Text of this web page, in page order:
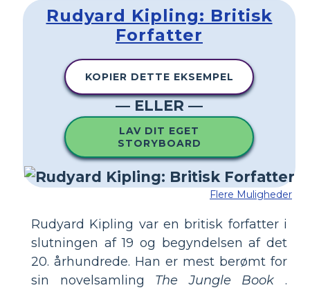
Rudyard Kipling: Britisk
Forfatter
KOPIER DETTE EKSEMPEL
— ELLER —
LAV DIT EGET
STORYBOARD
Flere Muligheder
Rudyard Kipling var en britisk forfatter i
slutningen af ​​19 og begyndelsen af ​​det
20. århundrede. Han er mest berømt for
sin novelsamling The Jungle Book .